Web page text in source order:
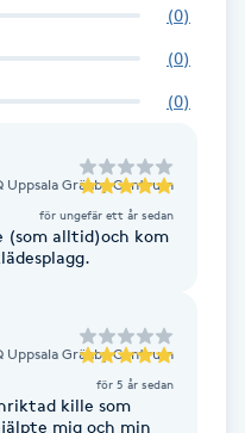
(0)
(0)
(0)
Uppsala Gränby Centrum
för ungefär ett år sedan
(som alltid)och kom
Uppsala Gränby Centrum
för 5 år sedan
kille som
mig och min